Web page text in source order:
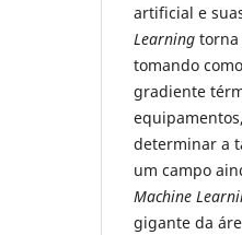
artificial e
Learning torna
tomando
gradiente
determinar a
um campo
Machine
gigante da